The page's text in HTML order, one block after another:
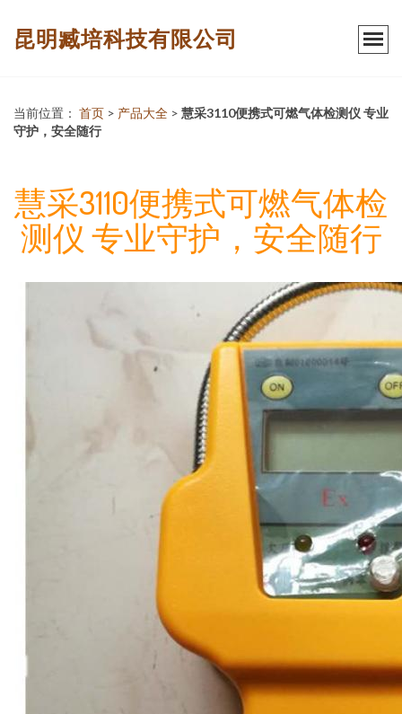
昆明臧培科技有限公司
当前位置： 首页 > 产品大全 > 慧采3110便携式可燃气体检测仪 专业
守护，安全随行
慧采3110便携式可燃气体检
测仪 专业守护，安全随行